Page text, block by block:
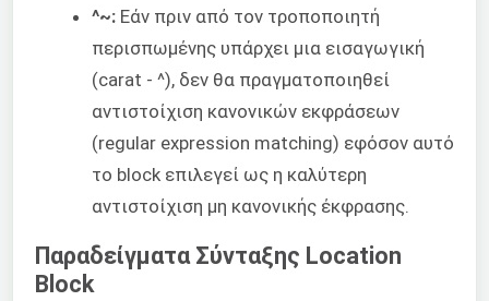
^~: Εάν πριν από τον τροποποιητή
περισπωμένης υπάρχει μια εισαγωγική
(carat - ^), δεν θα πραγματοποιηθεί
αντιστοίχιση κανονικών εκφράσεων
(regular expression matching) εφόσον αυτό
το block επιλεγεί ως η καλύτερη
αντιστοίχιση μη κανονικής έκφρασης.
Παραδείγματα Σύνταξης Location
Block